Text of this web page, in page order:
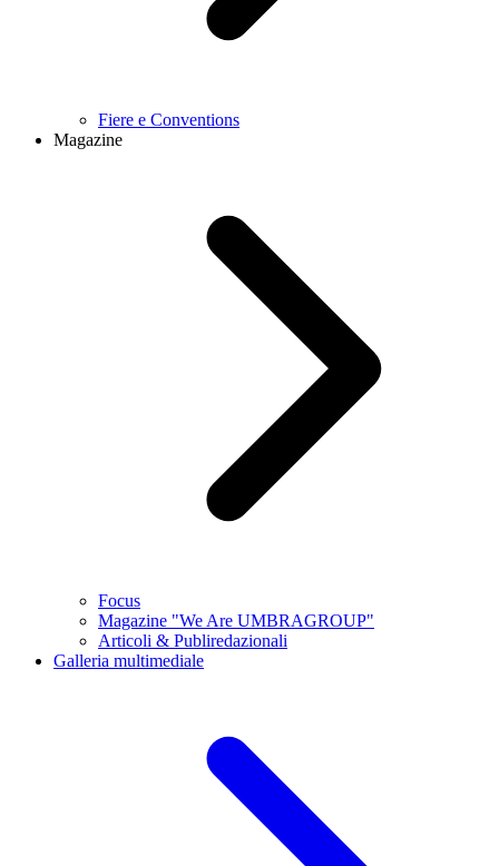
Fiere e Conventions
Magazine
Focus
Magazine "We Are UMBRAGROUP"
Articoli & Publiredazionali
Galleria multimediale